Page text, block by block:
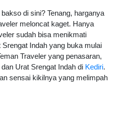
di sini? Tenang, harganya
meloncat kaget. Hanya
sudah bisa menikmati
Indah yang buka mulai
Traveler yang penasaran,
Urat Srengat Indah di Kediri.
sensai kikilnya yang melimpah